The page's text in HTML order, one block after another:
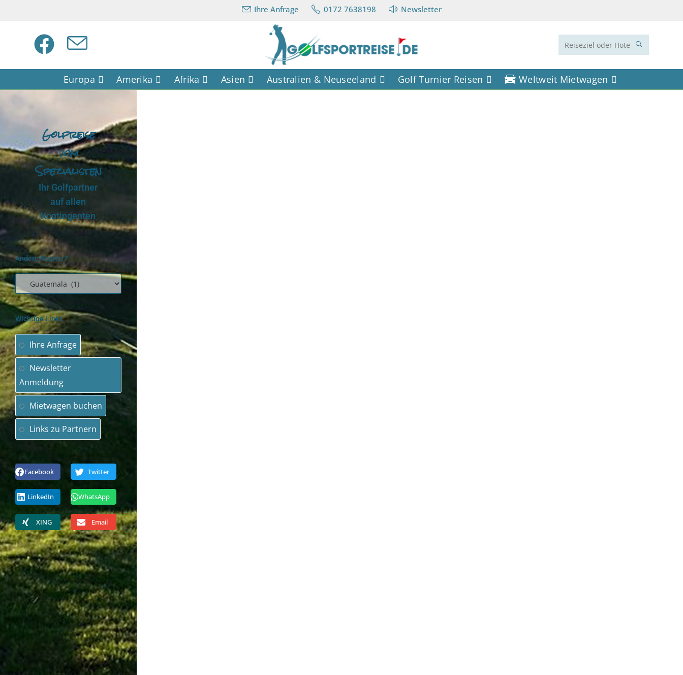
Ihre Anfrage 0172 7638198 Newsletter
Diese
durchsuchen
Europa Amerika Afrika Asien Australien & Neuseeland Golf Turnier Reisen Weltweit Mietwagen
Golfreise
vom
Spezialisten
Ihr Golfpartner
auf allen
Kontingenten
Andere Region ?
Wichtige Links
Ihre Anfrage
Newsletter
Anmeldung
Mietwagen buchen
Links zu Partnern
Facebook Twitter
LinkedIn WhatsApp
XING Email